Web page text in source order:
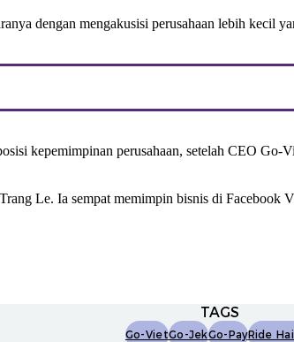
dengan mengakusisi perusahaan lebih kecil
kepemimpinan perusahaan, setelah CEO
Le. Ia sempat memimpin bisnis di Facebook
TAGS
Go-VietGo-JekGo-PayRide